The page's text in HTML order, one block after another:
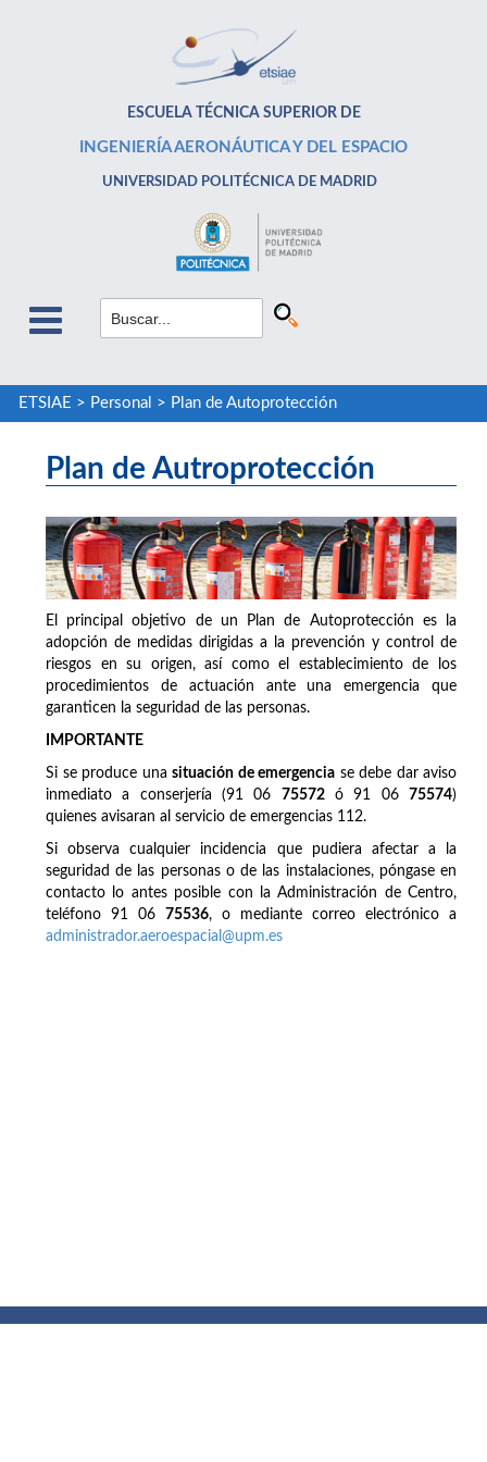
ESCUELA TÉCNICA SUPERIOR DE
INGENIERÍA AERONÁUTICA Y DEL ESPACIO
UNIVERSIDAD POLITÉCNICA DE MADRID
ETSIAE > Personal > Plan de Autoprotección
Plan de Autroprotección
El principal objetivo de un Plan de Autoprotección es la
adopción de medidas dirigidas a la prevención y control de
riesgos en su origen, así como el establecimiento de los
procedimientos de actuación ante una emergencia que
garanticen la seguridad de las personas.
IMPORTANTE
Si se produce una situación de emergencia se debe dar aviso
inmediato a conserjería (91 06 75572ó 91 06 75574)
quienes avisaran al servicio de emergencias 112.
Si observa cualquier incidencia que pudiera afectar a la
seguridad de las personas o de las instalaciones, póngase en
contacto lo antes posible con la Administración de Centro,
teléfono 91 06 75536, o mediante correo electrónico a
administrador.aeroespacial@upm.es